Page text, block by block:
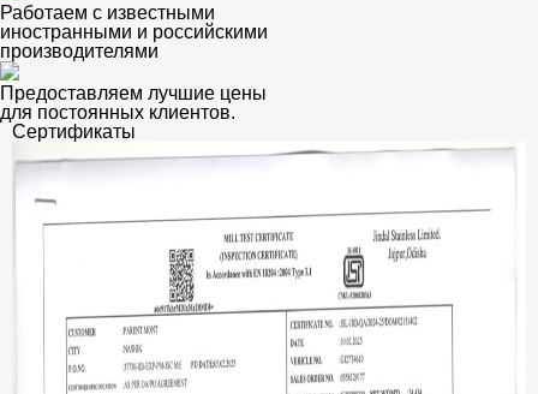
Работаем с известными
иностранными и российскими
производителями
Предоставляем лучшие цены
для постоянных клиентов.
Сертификаты